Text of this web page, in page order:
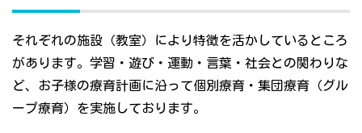
それぞれの施設（教室）により特徴を活かしているところ
があります。学習・遊び・運動・言葉・社会との関わりな
ど、お子様の療育計画に沿って個別療育・集団療育（グル
ープ療育）を実施しております。